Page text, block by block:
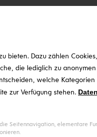
oder
Ihr
Haustechnik sind
und
bieten. Dazu zählen
die lediglich zu
welche
zur Verfügung stehen.
Seitennavigation, elementare